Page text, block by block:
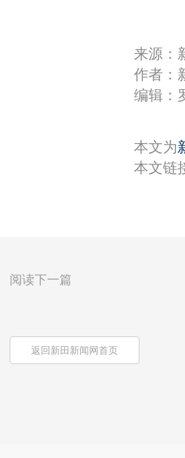
来源：
作者：
编辑：
本文为
本文链
阅读下一篇
返回新田新闻网首页